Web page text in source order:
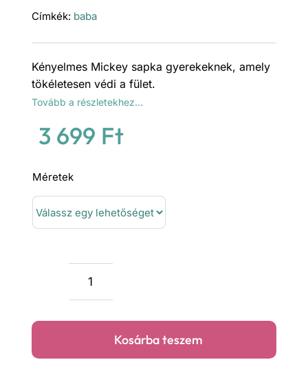
Címkék: baba
Kényelmes Mickey sapka gyerekeknek, amely
tökéletesen védi a fület.
Tovább a részletekhez…
3 699 Ft
Méretek
Mickey
Kosárba teszem